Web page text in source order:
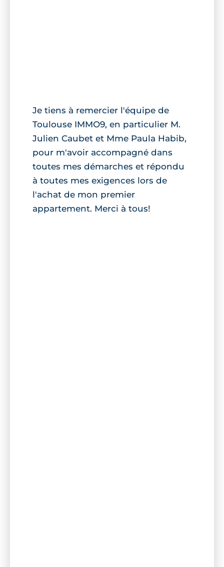
Je tiens à remercier l'équipe de
Toulouse IMMO9, en particulier M.
Julien Caubet et Mme Paula Habib,
pour m'avoir accompagné dans
toutes mes démarches et répondu
à toutes mes exigences lors de
l'achat de mon premier
appartement. Merci à tous!